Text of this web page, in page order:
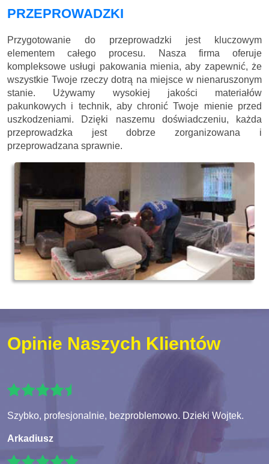
PRZEPROWADZKI
Przygotowanie do przeprowadzki jest kluczowym
elementem całego procesu. Nasza firma oferuje
kompleksowe usługi pakowania mienia, aby zapewnić, że
wszystkie Twoje rzeczy dotrą na miejsce w nienaruszonym
stanie. Używamy wysokiej jakości materiałów
pakunkowych i technik, aby chronić Twoje mienie przed
uszkodzeniami. Dzięki naszemu doświadczeniu, każda
przeprowadzka jest dobrze zorganizowana i
przeprowadzana sprawnie.
Opinie Naszych Klientów
Szybko, profesjonalnie, bezproblemowo. Dzieki Wojtek.
Arkadiusz